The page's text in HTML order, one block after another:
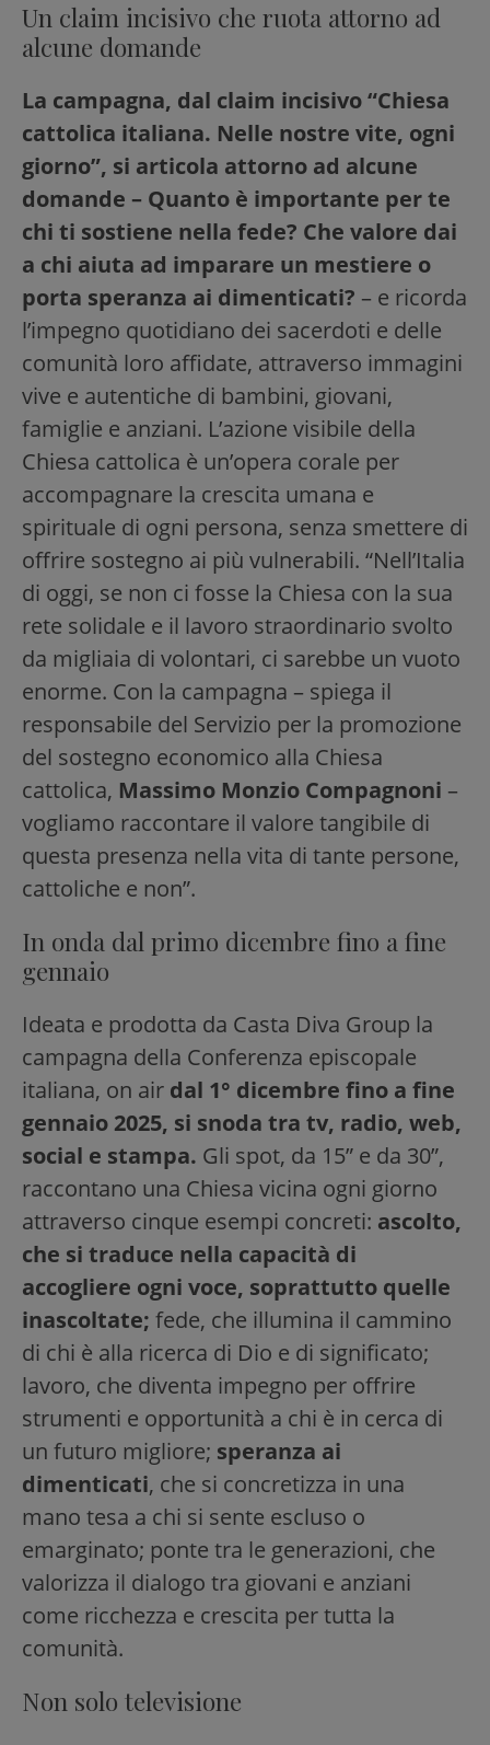
Un claim incisivo che ruota attorno ad
alcune domande
La campagna, dal claim incisivo “Chiesa
cattolica italiana. Nelle nostre vite, ogni
giorno”, si articola attorno ad alcune
domande – Quanto è importante per te
chi ti sostiene nella fede? Che valore dai
a chi aiuta ad imparare un mestiere o
porta speranza ai dimenticati? – e ricorda
l’impegno quotidiano dei sacerdoti e delle
comunità loro affidate, attraverso immagini
vive e autentiche di bambini, giovani,
famiglie e anziani. L’azione visibile della
Chiesa cattolica è un’opera corale per
accompagnare la crescita umana e
spirituale di ogni persona, senza smettere di
offrire sostegno ai più vulnerabili. “Nell’Italia
di oggi, se non ci fosse la Chiesa con la sua
rete solidale e il lavoro straordinario svolto
da migliaia di volontari, ci sarebbe un vuoto
enorme. Con la campagna – spiega il
responsabile del Servizio per la promozione
del sostegno economico alla Chiesa
cattolica, Massimo Monzio Compagnoni –
vogliamo raccontare il valore tangibile di
questa presenza nella vita di tante persone,
cattoliche e non”.
In onda dal primo dicembre fino a fine
gennaio
Ideata e prodotta da Casta Diva Group la
campagna della Conferenza episcopale
italiana, on air dal 1° dicembre fino a fine
gennaio 2025, si snoda tra tv, radio, web,
social e stampa. Gli spot, da 15” e da 30”,
raccontano una Chiesa vicina ogni giorno
attraverso cinque esempi concreti: ascolto,
che si traduce nella capacità di
accogliere ogni voce, soprattutto quelle
inascoltate; fede, che illumina il cammino
di chi è alla ricerca di Dio e di significato;
lavoro, che diventa impegno per offrire
strumenti e opportunità a chi è in cerca di
un futuro migliore; speranza ai
dimenticati, che si concretizza in una
mano tesa a chi si sente escluso o
emarginato; ponte tra le generazioni, che
valorizza il dialogo tra giovani e anziani
come ricchezza e crescita per tutta la
comunità.
Non solo televisione